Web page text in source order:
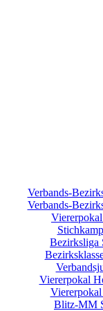
Verbands-
Verbands-
Bezirksliga
Viererpokal
Blitz-MM